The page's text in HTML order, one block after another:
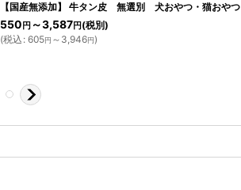
【国産無添加】 牛タン皮 無選別 犬おやつ・猫おやつ
550 円 ～3,587円 (税別)
(税込 : 605円 ～3,946円)